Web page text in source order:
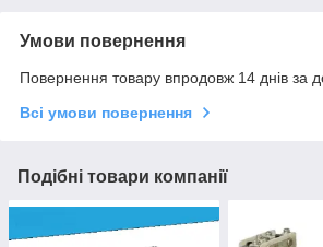
Умови повернення
Повернення товару впродовж 14 днів за
Всі умови повернення
Подібні товари компанії